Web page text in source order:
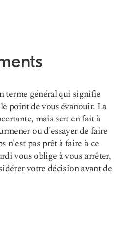
terme général qui signifie
point de vous évanouir. La
mais sert en fait à
ou d'essayer de faire
n'est pas prêt à faire à ce
vous oblige à vous arrêter,
votre décision avant de